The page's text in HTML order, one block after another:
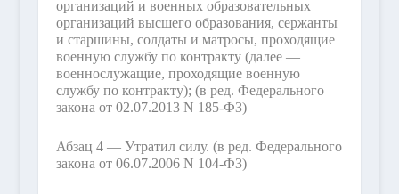
организаций и военных образовательных
организаций высшего образования, сержанты
и старшины, солдаты и матросы, проходящие
военную службу по контракту (далее —
военнослужащие, проходящие военную
службу по контракту); (в ред. Федерального
закона от 02.07.2013 N 185-ФЗ)
Абзац 4 — Утратил силу. (в ред. Федерального
закона от 06.07.2006 N 104-ФЗ)